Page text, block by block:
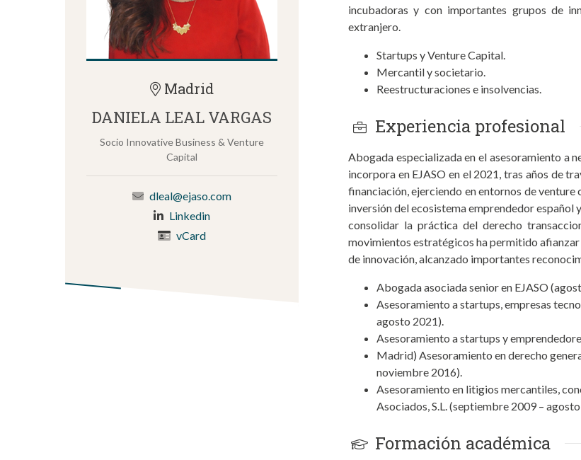
Madrid
DANIELA LEAL VARGAS
Socio Innovative Business & Venture
Capital
dleal@ejaso.com
Linkedin
vCard
incubadoras y con importantes grupos de
extranjero.
Startups y Venture Capital.
Mercantil y societario.
Reestructuraciones e insolvencias.
Experiencia profesional
Abogada especializada en el asesoramiento a
incorpora en EJASO en el 2021, tras años de
financiación, ejerciendo en entornos de
inversión del ecosistema emprendedor
consolidar la práctica del derecho
movimientos estratégicos ha permitido
de innovación, alcanzado importantes
Abogada asociada senior en EJASO
Asesoramiento a startups, empresas
agosto 2021).
Asesoramiento a startups y
Madrid) Asesoramiento en derecho
noviembre 2016).
Asesoramiento en litigios mercantiles,
Asociados, S.L. (septiembre 2009 –
Formación académica